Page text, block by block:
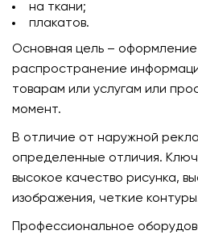
на ткани;
плакатов.
Основная цель –
распространение
товарам или услугам или
момент.
В отличие от наружной
определенные отличия.
высокое качество рисунка,
изображения, четкие
Профессиональное